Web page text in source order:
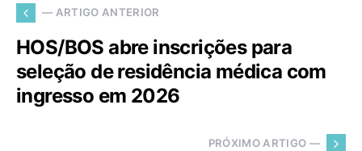
— ARTIGO ANTERIOR
HOS/BOS abre inscrições para
seleção de residência médica com
ingresso em 2026
PRÓXIMO ARTIGO —